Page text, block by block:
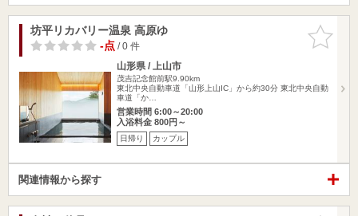
お気に入
りに追加
坊平リカバリー温泉 高原ゆ
-点/ 0 件
山形県 / 上山市
茂吉記念館前駅9.90km
東北中央自動車道「山形上山IC」から約30分 東北中央自動
車道「か…
営業時間 6:00～20:00
入浴料金 800円～
日帰り カップル
関連情報から探す